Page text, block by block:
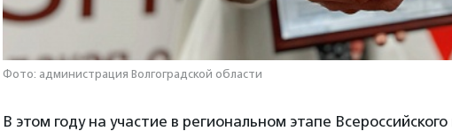
Фото: администрация Волгоградской области
В этом году на участие в региональном этапе